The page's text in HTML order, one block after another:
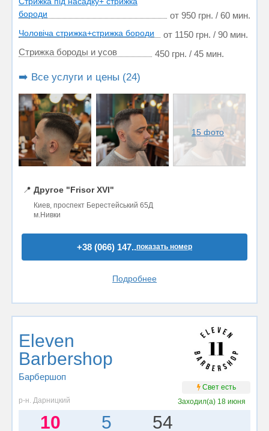
бороди
от 950 грн. / 60 мин.
Чоловіча стрижка+стрижка бороди
от 1150 грн. / 90 мин.
Стрижка бороды и усов
450 грн. / 45 мин.
➡️ Все услуги и цены (24)
15 фото
📍 Другое "Frisor XVI"
Киев, проспект Берестейський 65Д
м.Нивки
+38 (066) 147..показать номер
Подробнее
Eleven
Barbershop
Барбершоп
Свет есть
р-н. Дарницкий
Заходил(а) 18 июня
10 5 54